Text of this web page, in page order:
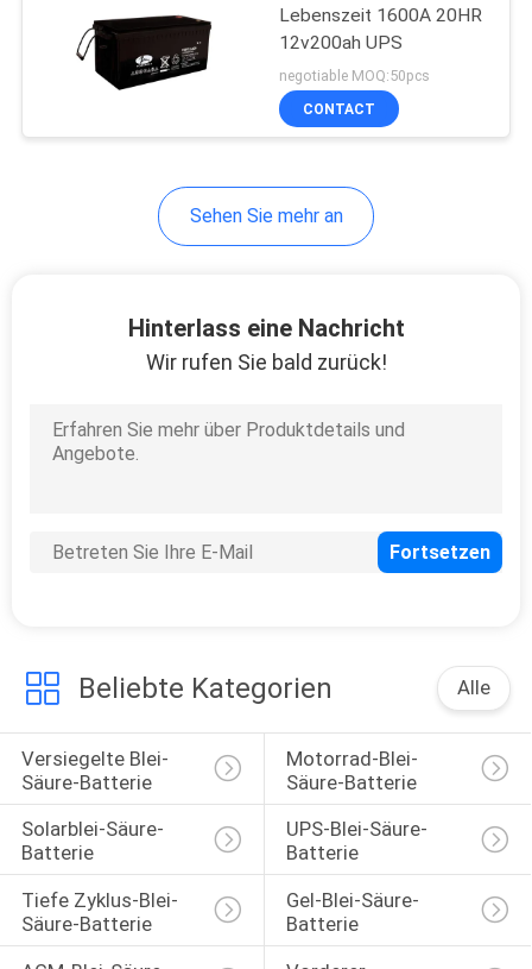
TRETEN
VERBINDUNG
NACHRICHTEN
SITEMAP
PRIVACY
Lebenszeit 1600A 20HR
12v200ah UPS
negotiable MOQ:50pcs
CONTACT
Sehen Sie mehr an
Hinterlass eine Nachricht
Wir rufen Sie bald zurück!
Beliebte Kategorien Alle
Versiegelte Blei-
Säure-Batterie
Motorrad-Blei-
Säure-Batterie
Solarblei-Säure-
Batterie
UPS-Blei-Säure-
Batterie
Tiefe Zyklus-Blei-
Säure-Batterie
Gel-Blei-Säure-
Batterie